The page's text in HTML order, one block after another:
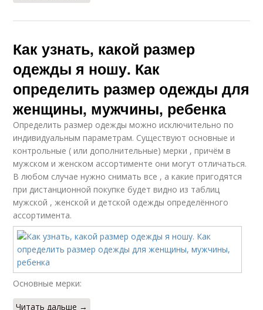
Как узнать, какой размер
одежды я ношу. Как
определить размер одежды для
женщины, мужчины, ребенка
Определить размер одежды можно исключительно по
индивидуальным параметрам. Существуют основные и
контрольные ( или дополнительные) мерки , причём в
мужском и женском ассортименте они могут отличаться.
В любом случае нужно снимать все , а какие пригодятся
при дистанционной покупке будет видно из таблиц
мужской , женской и детской одежды определённого
ассортимента.
Основные мерки:
Читать дальше →